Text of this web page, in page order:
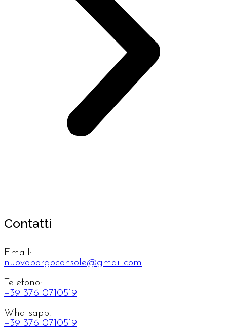
Contatti
Email:
nuovoborgoconsole@gmail.com
Telefono:
+39 376 0710519
Whatsapp:
+39 376 0710519